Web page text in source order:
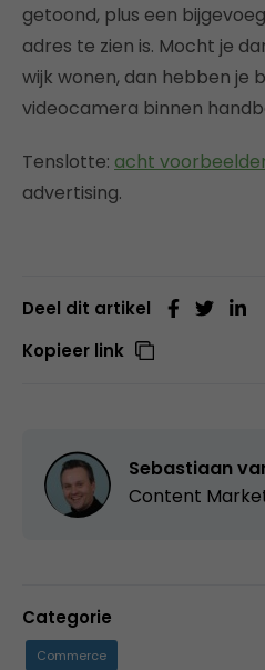
getoond, plus een
adres te zien is. Mocht je
wijk wonen, dan hebben je
videocamera binnen
Tenslotte: acht
advertising.
Deel dit artikel
Kopieer link
Sebastiaan
Content
Categorie
Commerce